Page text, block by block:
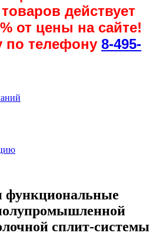
действует
от цены на сайте!
по телефону 8-495-
функциональные
сплит-системы